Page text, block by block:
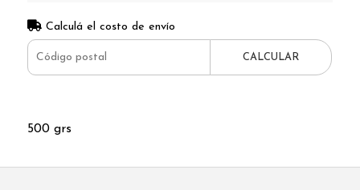
Calculá el costo de envío
CALCULAR
500 grs